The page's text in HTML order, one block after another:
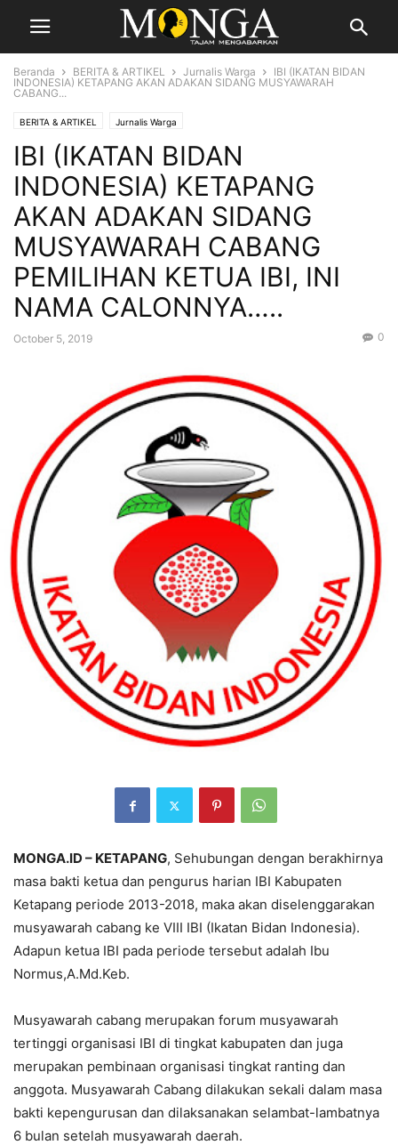
Beranda BERITA & ARTIKEL Jurnalis Warga
IBI (IKATAN BIDAN
INDONESIA) KETAPANG AKAN ADAKAN SIDANG MUSYAWARAH
CABANG...
BERITA & ARTIKEL Jurnalis Warga
IBI (IKATAN BIDAN
INDONESIA) KETAPANG
AKAN ADAKAN SIDANG
MUSYAWARAH CABANG
PEMILIHAN KETUA IBI, INI
NAMA CALONNYA…..
October 5, 2019 0
MONGA.ID – KETAPANG, Sehubungan dengan berakhirnya
masa bakti ketua dan pengurus harian IBI Kabupaten
Ketapang periode 2013-2018, maka akan diselenggarakan
musyawarah cabang ke VIII IBI (Ikatan Bidan Indonesia).
Adapun ketua IBI pada periode tersebut adalah Ibu
Normus,A.Md.Keb.
Musyawarah cabang merupakan forum musyawarah
tertinggi organisasi IBI di tingkat kabupaten dan juga
merupakan pembinaan organisasi tingkat ranting dan
anggota. Musyawarah Cabang dilakukan sekali dalam masa
bakti kepengurusan dan dilaksanakan selambat-lambatnya
6 bulan setelah musyawarah daerah.